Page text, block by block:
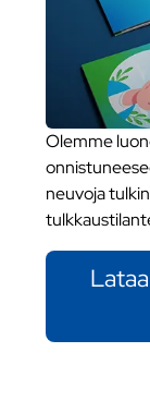
Olemme
neuvoja